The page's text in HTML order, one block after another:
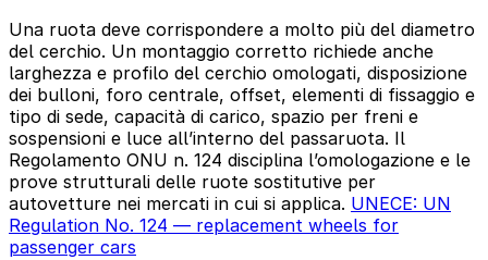
Una ruota deve corrispondere a molto più del diametro
del cerchio. Un montaggio corretto richiede anche
larghezza e profilo del cerchio omologati, disposizione
dei bulloni, foro centrale, offset, elementi di fissaggio e
tipo di sede, capacità di carico, spazio per freni e
sospensioni e luce all’interno del passaruota. Il
Regolamento ONU n. 124 disciplina l’omologazione e le
prove strutturali delle ruote sostitutive per
autovetture nei mercati in cui si applica. UNECE: UN
Regulation No. 124 — replacement wheels for
passenger cars